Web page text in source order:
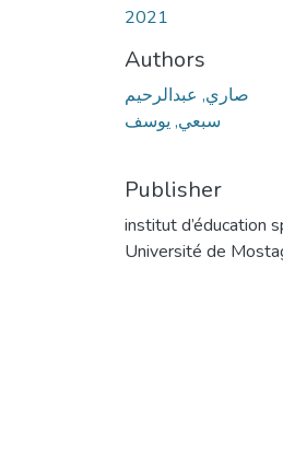
2021
Authors
صاري, عبدالرحيم
سبعي, يوسف
Publisher
institut d’éducation
Université de